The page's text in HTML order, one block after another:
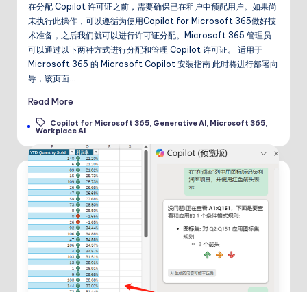
在分配 Copilot 许可证之前，需要确保已在租户中预配用户。如果尚
未执行此操作，可以遵循为使用Copilot for Microsoft 365做好技
术准备，之后我们就可以进行许可证分配。Microsoft 365 管理员
可以通过以下两种方式进行分配和管理 Copilot 许可证。 适用于
Microsoft 365 的 Microsoft Copilot 安装指南 此时将进行部署向
导，该页面…
Read More
Tags: Copilot for Microsoft 365, Generative AI, Microsoft 365,
Workplace AI